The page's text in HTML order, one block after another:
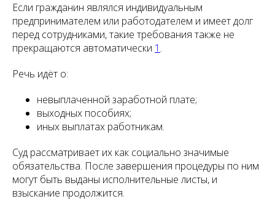
Если гражданин являлся индивидуальным
предпринимателем или работодателем и имеет долг
перед сотрудниками, такие требования также не
прекращаются автоматически 1 .
Речь идёт о:
невыплаченной заработной плате;
выходных пособиях;
иных выплатах работникам.
Суд рассматривает их как социально значимые
обязательства. После завершения процедуры по ним
могут быть выданы исполнительные листы, и
взыскание продолжится.